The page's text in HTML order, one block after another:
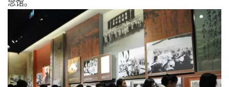
念馆。